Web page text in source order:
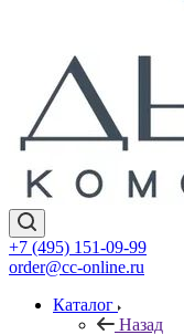
+7 (495) 151-09-99
order@cc-online.ru
Каталог
Назад